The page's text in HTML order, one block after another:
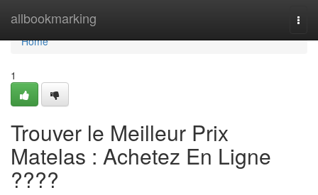
allbookmarking
Home
Home
1
Trouver le Meilleur Prix
Matelas : Achetez En Ligne
????️